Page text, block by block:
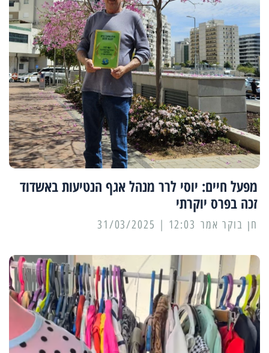
מפעל חיים: יוסי לרר מנהל אגף הנטיעות באשדוד
זכה בפרס יוקרתי
12:03 | 31/03/2025